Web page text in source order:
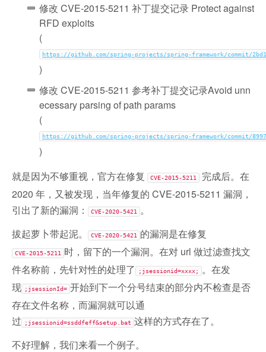
修改 CVE-2015-5211 补丁提交记录 Protect against
RFD exploits
(
https://github.com/spring-projects/spring-framework/commit/
)
修改 CVE-2015-5211 参考补丁提交记录Avoid unn
ecessary parsing of path params
(
https://github.com/spring-projects/spring-framework/commit/
)
就是因为不够重视，官方在修复
CVE-2015-5211
完成后。在
2020 年，又被发现，当年修复的 CVE-2015-5211 漏洞，
引出了新的漏洞：
CVE-2020-5421
。
拔起萝卜带起泥。
CVE-2020-5421 的漏洞是在修复
CVE-2015-5211
时，留下的一个漏洞。在对 url 做过滤查找文
件名称前，先针对性的处理了
;jsessionid=xxxx;
。在发
现
;jsessionId= 开始到下一个分号结束的部分内不检查是否
存在文件名称，而漏洞就可以通
过
;jsessionid=ssddfeff&setup.bat 这样的方式存在了。
不好理解，我们来看一个例子。